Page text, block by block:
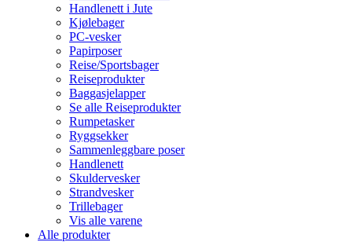
Handlenett i Jute
Kjølebager
PC-vesker
Papirposer
Reise/Sportsbager
Reiseprodukter
Baggasjelapper
Se alle Reiseprodukter
Rumpetasker
Ryggsekker
Sammenleggbare poser
Handlenett
Skuldervesker
Strandvesker
Trillebager
Vis alle varene
Alle produkter